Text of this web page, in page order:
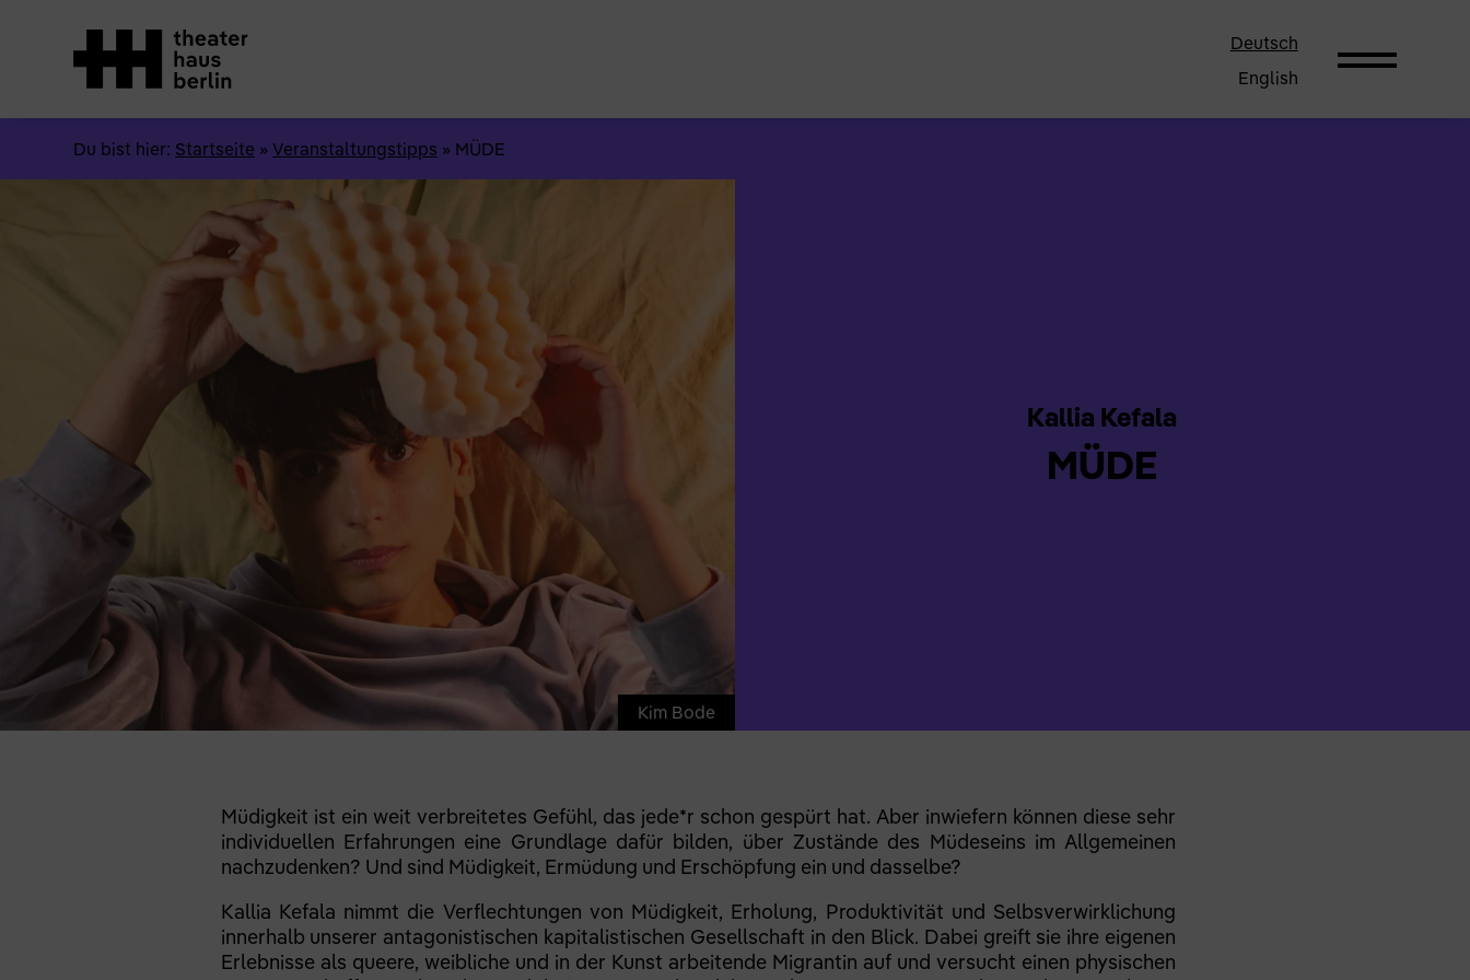
Deutsch
English
Du bist hier: Startseite »Veranstaltungstipps » MÜDE
Kim Bode
Kallia Kefala
MÜDE
Müdigkeit ist ein weit verbreitetes Gefühl, das jede*r schon gespürt hat. Aber inwiefern können diese sehr
individuellen Erfahrungen eine Grundlage dafür bilden, über Zustände des Müdeseins im Allgemeinen
nachzudenken? Und sind Müdigkeit, Ermüdung und Erschöpfung ein und dasselbe?
Kallia Kefala nimmt die Verflechtungen von Müdigkeit, Erholung, Produktivität und Selbsverwirklichung
innerhalb unserer antagonistischen kapitalistischen Gesellschaft in den Blick. Dabei greift sie ihre eigenen
Erlebnisse als queere, weibliche und in der Kunst arbeitende Migrantin auf und versucht einen physischen